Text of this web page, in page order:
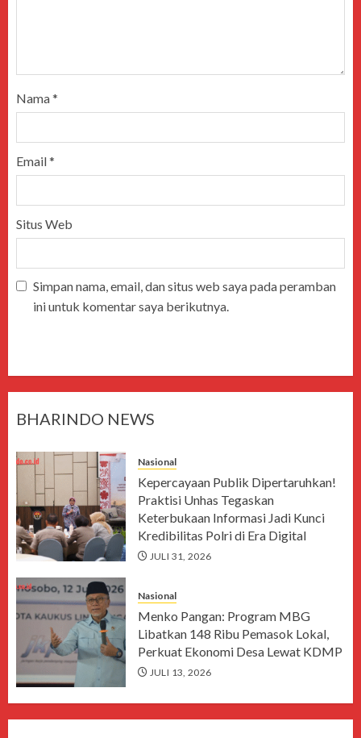
Nama*
Email*
Situs Web
Simpan nama, email, dan situs web saya pada peramban
ini untuk komentar saya berikutnya.
BHARINDO NEWS
Nasional
Kepercayaan Publik Dipertaruhkan!
Praktisi Unhas Tegaskan
Keterbukaan Informasi Jadi Kunci
Kredibilitas Polri di Era Digital
JULI 31, 2026
Nasional
Menko Pangan: Program MBG
Libatkan 148 Ribu Pemasok Lokal,
Perkuat Ekonomi Desa Lewat KDMP
JULI 13, 2026